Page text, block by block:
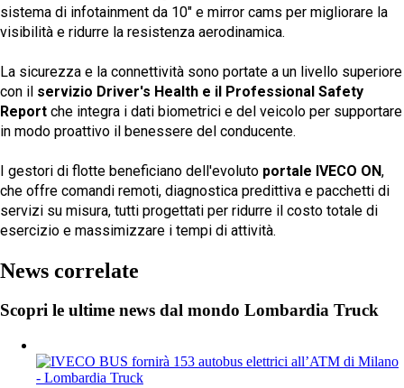
sistema di infotainment da 10" e mirror cams per migliorare la
visibilità e ridurre la resistenza aerodinamica.
La sicurezza e la connettività sono portate a un livello superiore
con il servizio Driver's Health e il Professional Safety
Report che integra i dati biometrici e del veicolo per supportare
in modo proattivo il benessere del conducente.
I gestori di flotte beneficiano dell'evoluto portale IVECO ON,
che offre comandi remoti, diagnostica predittiva e pacchetti di
servizi su misura, tutti progettati per ridurre il costo totale di
esercizio e massimizzare i tempi di attività.
News correlate
Scopri le ultime news dal mondo Lombardia Truck